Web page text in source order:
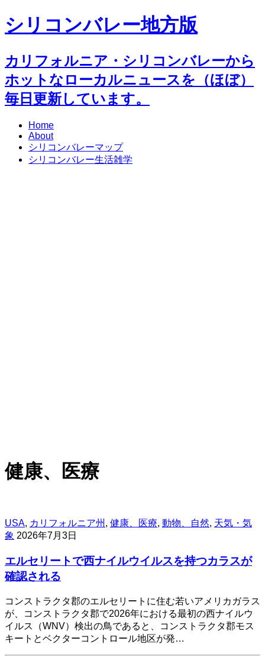
シリコンバレー地方版
カリフォルニア・シリコンバレーから
ホットなローカルニュースを（ほぼ）
毎日更新しています。
Home
About
シリコンバレーマップ
シリコンバレー生活雑学
健康、医療
USA, カリフォルニア州 , 健康、医療, 動物、自然, 天気・気
象 2026年7月3日
エルセリートで西ナイルウイルスを持つカラスが
確認される
コンストラクタ郡のエルセリートに住む若いアメリカガラス
が、コンストラクタ郡で2026年における最初の西ナイルウ
イルス（WNV）検出の鳥であると、コンストラクタ郡モス
キートとベクターコントロール地区が発…